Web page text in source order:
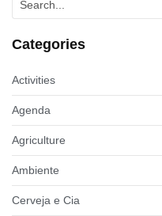
Categories
Activities
Agenda
Agriculture
Ambiente
Cerveja e Cia